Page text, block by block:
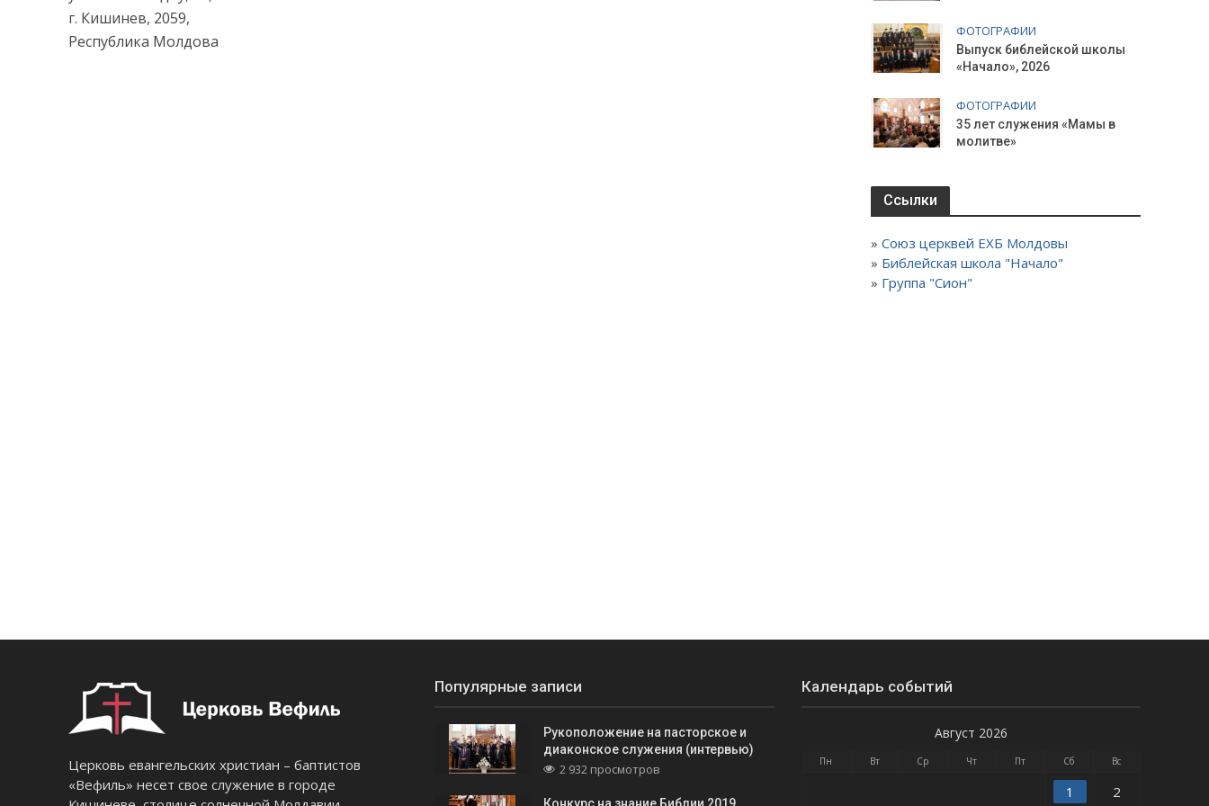
г. Кишинев, 2059,
Республика Молдова
ФОТОГРАФИИ
Выпуск библейской школы
«Начало», 2026
ФОТОГРАФИИ
35 лет служения «Мамы в
молитве»
Ссылки
»Союз церквей ЕХБ Молдовы
» Библейская школа "Начало"
» Группа "Сион"
Церковь евангельских христиан – баптистов
«Вефиль» несет свое служение в городе
Популярные записи
Рукоположение на пасторское и
диаконское служения (интервью)
2 932 просмотров
Календарь событий
Август 2026
Пн Вт Ср Чт Пт Сб Вс
1 2